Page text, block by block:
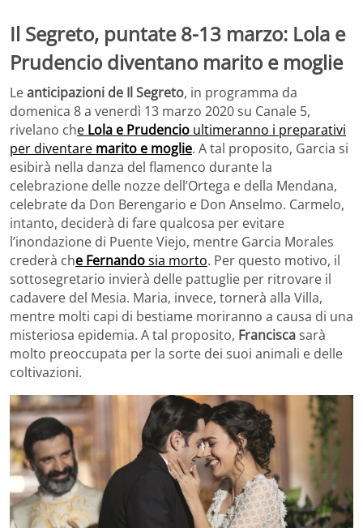
Il Segreto, puntate 8-13 marzo: Lola e
Prudencio diventano marito e moglie
Leanticipazioni de Il Segreto, in programma da
domenica 8 a venerdì 13 marzo 2020 su Canale 5,
rivelano che Lola e Prudencio ultimeranno i preparativi
per diventare marito e moglie. A tal proposito, Garcia si
esibirà nella danza del flamenco durante la
celebrazione delle nozze dell’Ortega e della Mendana,
celebrate da Don Berengario e Don Anselmo. Carmelo,
intanto, deciderà di fare qualcosa per evitare
l’inondazione di Puente Viejo, mentre Garcia Morales
crederà che Fernandosia morto. Per questo motivo, il
sottosegretario invierà delle pattuglie per ritrovare il
cadavere del Mesia. Maria, invece, tornerà alla Villa,
mentre molti capi di bestiame moriranno a causa di una
misteriosa epidemia. A tal proposito, Franciscasarà
molto preoccupata per la sorte dei suoi animali e delle
coltivazioni.